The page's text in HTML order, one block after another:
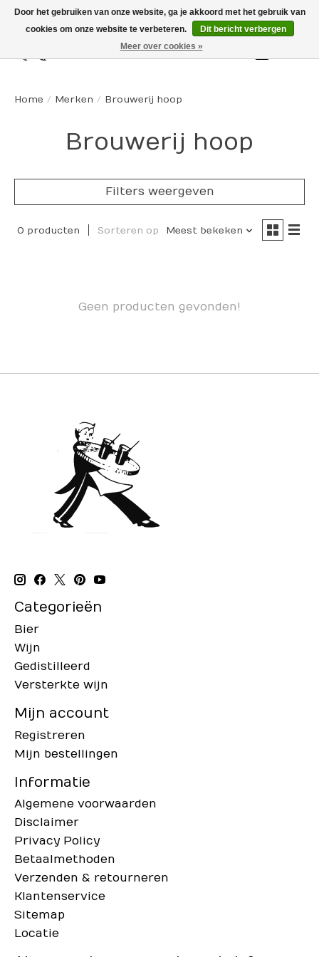
Home / Merken / Brouwerij hoop
Brouwerij hoop
Filters weergeven
0 producten Sorteren op Meest bekeken
Geen producten gevonden!
Categorieën
Bier
Wijn
Gedistilleerd
Versterkte wijn
Mijn account
Registreren
Mijn bestellingen
Informatie
Algemene voorwaarden
Disclaimer
Privacy Policy
Betaalmethoden
Verzenden & retourneren
Klantenservice
Sitemap
Locatie
Door het gebruiken van onze website, ga je akkoord met het gebruik van
cookies om onze website te verbeteren.
Dit bericht verbergen
Meer over cookies »